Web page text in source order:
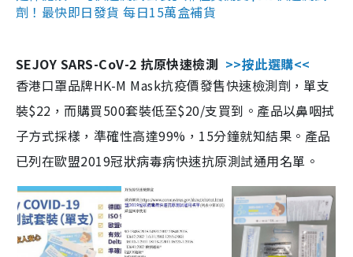
劑！最快即日發貨 每日15萬盒補貨
SEJOY SARS-CoV-2 抗原快速檢測 >>按此選購<<
香港口罩品牌HK-M Mask抗疫價發售快速檢測劑，單支
裝$22，而購買500套裝低至$20/支買到。產品以鼻咽拭
子方式採樣，準確性高達99%，15分鐘就知結果。產品
已列在歐盟2019冠狀病毒病快速抗原測試通用名單。